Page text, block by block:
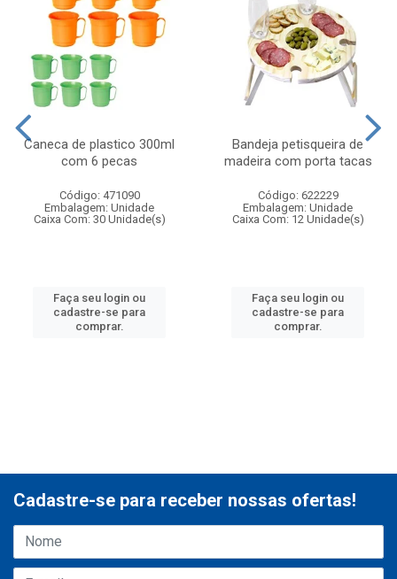
Caneca de plastico 300ml
com 6 pecas
Código: 471090
Embalagem: Unidade
Caixa Com: 30 Unidade(s)
Faça seu login ou
cadastre-se para
comprar.
Bandeja petisqueira de
madeira com porta tacas
Código: 622229
Embalagem: Unidade
Caixa Com: 12 Unidade(s)
Faça seu login ou
cadastre-se para
comprar.
Cadastre-se para receber nossas ofertas!